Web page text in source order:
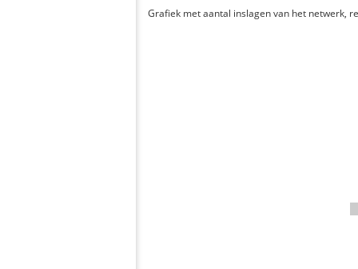
Grafiek met aantal inslagen van het netwerk,